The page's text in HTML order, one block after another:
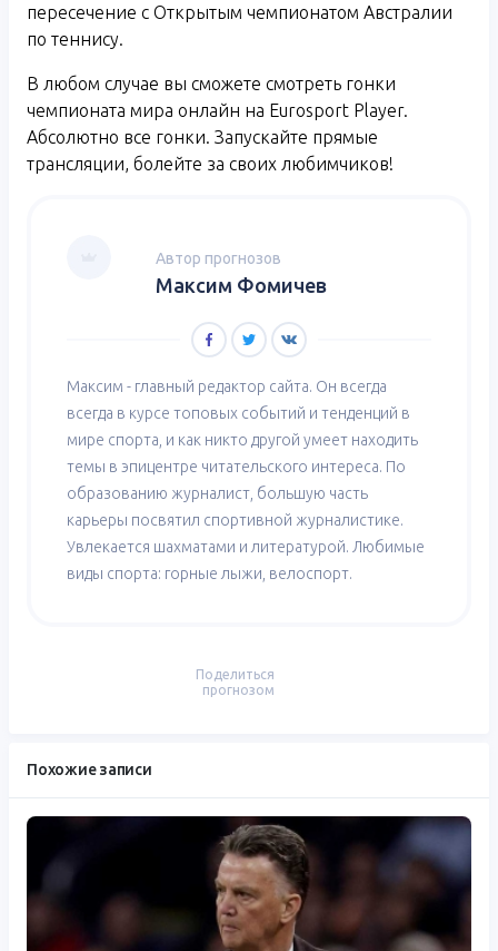
пересечение с Открытым чемпионатом Австралии
по теннису.
В любом случае вы сможете смотреть гонки
чемпионата мира онлайн на Eurosport Player.
Абсолютно все гонки. Запускайте прямые
трансляции, болейте за своих любимчиков!
Автор прогнозов
Максим Фомичев
Максим - главный редактор сайта. Он всегда
всегда в курсе топовых событий и тенденций в
мире спорта, и как никто другой умеет находить
темы в эпицентре читательского интереса. По
образованию журналист, большую часть
карьеры посвятил спортивной журналистике.
Увлекается шахматами и литературой. Любимые
виды спорта: горные лыжи, велоспорт.
Поделиться
прогнозом
Похожие записи